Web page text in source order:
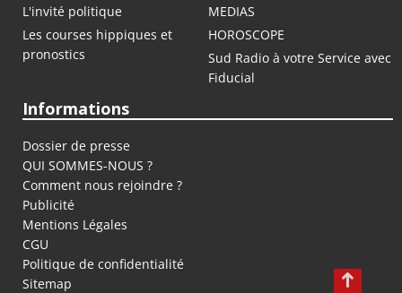
L'invité politique
MEDIAS
Les courses hippiques et
pronostics
HOROSCOPE
Sud Radio à votre Service avec
Fiducial
Informations
Dossier de presse
QUI SOMMES-NOUS ?
Comment nous rejoindre ?
Publicité
Mentions Légales
CGU
Politique de confidentialité
Sitemap